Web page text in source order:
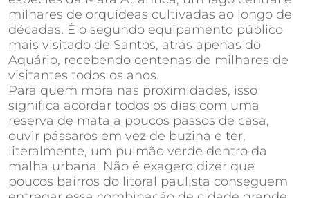
milhares de orquídeas cultivadas ao longo de
décadas. É o segundo equipamento público
mais visitado de Santos, atrás apenas do
Aquário, recebendo centenas de milhares de
visitantes todos os anos.
Para quem mora nas proximidades, isso
significa acordar todos os dias com uma
reserva de mata a poucos passos de casa,
ouvir pássaros em vez de buzina e ter,
literalmente, um pulmão verde dentro da
malha urbana. Não é exagero dizer que
poucos bairros do litoral paulista conseguem